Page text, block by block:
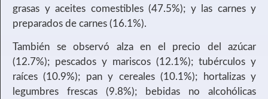
grasas y aceites comestibles (47.5%); y las carnes y
preparados de carnes (16.1%).
También se observó alza en el precio del azúcar
(12.7%); pescados y mariscos (12.1%); tubérculos y
raíces (10.9%); pan y cereales (10.1%); hortalizas y
legumbres frescas (9.8%); bebidas no alcohólicas